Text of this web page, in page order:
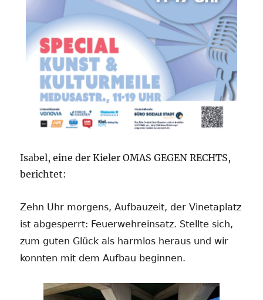
Isabel, eine der Kieler OMAS GEGEN RECHTS,
berichtet:
Zehn Uhr morgens, Aufbauzeit, der Vinetaplatz
ist abgesperrt: Feuerwehreinsatz. Stellte sich,
zum guten Glück als harmlos heraus und wir
konnten mit dem Aufbau beginnen.